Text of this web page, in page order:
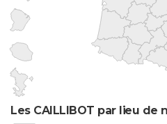
Les CAILLIBOT par lieu de